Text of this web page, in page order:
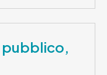
pubblico,